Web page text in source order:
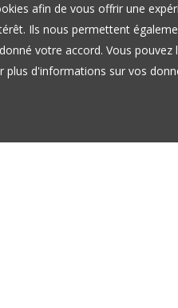
afin de vous offrir une
Ils nous permettent
votre accord. Vous
plus d'informations sur vos